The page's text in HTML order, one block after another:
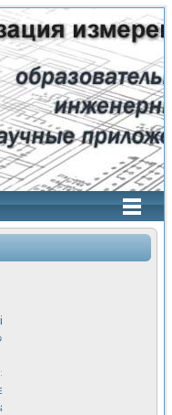
"Сигнал-USB"
терапии Интроскан
система
USB"
терапии серии СКАН